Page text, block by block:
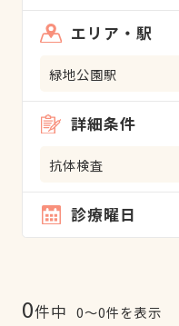
エリア・駅
緑地公園駅
詳細条件
抗体検査
診療曜日
0件中 0〜0件を表示